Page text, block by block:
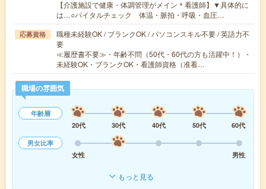
【介護施設で健康・体調管理がメイン＊看護師】▼具体的に
は…○バイタルチェック 体温・脈拍・呼吸・血圧…
応募資格
職種未経験OK / ブランクOK / パソコンスキル不要 / 英語力不
要
≪履歴書不要≫・年齢不問（50代・60代の方も活躍中！）・
未経験OK・ブランクOK・看護師資格（准看…
職場の雰囲気
年齢層
20代
30代 40代 50代
60代
男女比率
女性
男性
もっと見る